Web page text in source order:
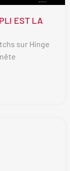
EST LA
sur Hinge